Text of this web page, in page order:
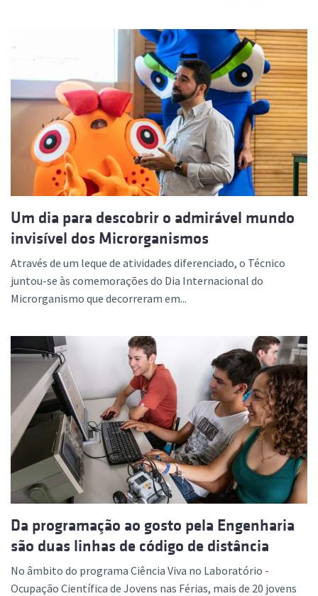
Um dia para descobrir o admirável mundo
invisível dos Microrganismos
Através de um leque de atividades diferenciado, o Técnico
juntou-se às comemorações do Dia Internacional do
Microrganismo que decorreram em...
Da programação ao gosto pela Engenharia
são duas linhas de código de distância
No âmbito do programa Ciência Viva no Laboratório -
Ocupação Científica de Jovens nas Férias, mais de 20 jovens